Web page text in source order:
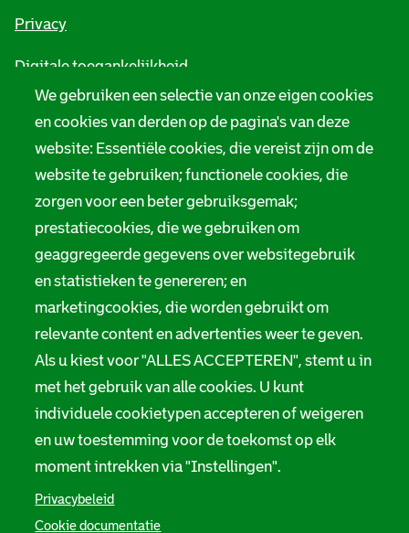
We gebruiken een selectie van onze eigen cookies
en cookies van derden op de pagina's van deze
website: Essentiële cookies, die vereist zijn om de
website te gebruiken; functionele cookies, die
zorgen voor een beter gebruiksgemak;
prestatiecookies, die we gebruiken om
geaggregeerde gegevens over websitegebruik
en statistieken te genereren; en
marketingcookies, die worden gebruikt om
relevante content en advertenties weer te geven.
Als u kiest voor "ALLES ACCEPTEREN", stemt u in
met het gebruik van alle cookies. U kunt
individuele cookietypen accepteren of weigeren
en uw toestemming voor de toekomst op elk
moment intrekken via "Instellingen".
Privacybeleid
Cookie documentatie
Privacy
Digitale toegankelijkheid
Servicenormen
Melding taalgebruik
Suggesties en opmerkingen
Stadsarchief Rotterdam
Hofdijk 651, 3032 CG Rotterdam
Postbus 71, 3000 AB Rotterdam
TEL: 010 267 55 55
F
c
b
o
k
I
s
a
r
a
Y
u
u
e
S
L
n
k
e
I
n
X
t
d
a
r